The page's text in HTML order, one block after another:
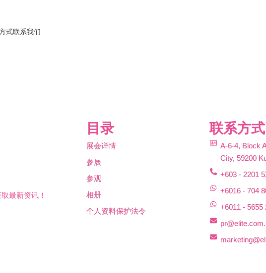
式联系我们
最新资讯！
目录
展会详情
参展
参观
相册
个人资料保护法令
联系方式
A-6-4, Block
City, 59200
+603 - 2201
+6016 - 704
+6011 - 5655